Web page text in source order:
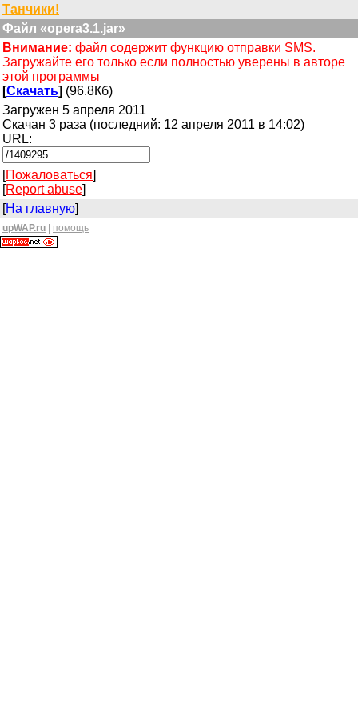
Танчики!
Файл «opera3.1.jar»
Внимание: файл содержит функцию отправки SMS.
Загружайте его только если полностью уверены в авторе
этой программы
[Скачать] (96.8Кб)
Загружен 5 апреля 2011
Скачан 3 раза (последний: 12 апреля 2011 в 14:02)
URL:
[Пожаловаться]
[Report abuse]
[На главную]
upWAP.ru помощь